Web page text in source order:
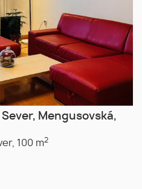
Mengusovská,
100 m2